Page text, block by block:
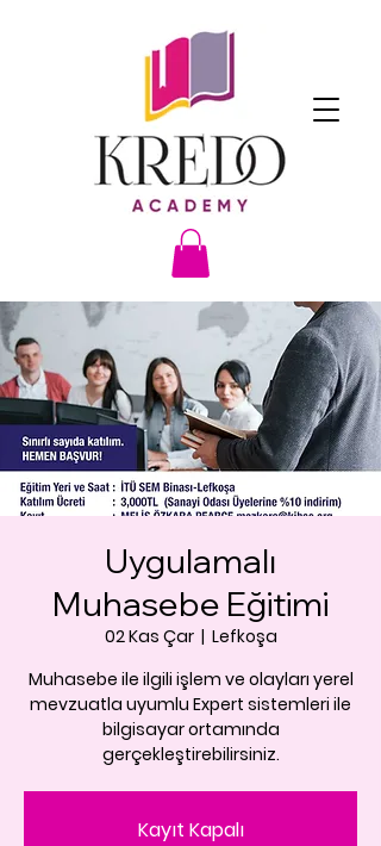
Uygulamalı
Muhasebe Eğitimi
02 Kas Çar
  |
Lefkoşa
Muhasebe ile ilgili işlem ve olayları yerel
mevzuatla uyumlu Expert sistemleri ile
bilgisayar ortamında
gerçekleştirebilirsiniz.
Kayıt Kapalı